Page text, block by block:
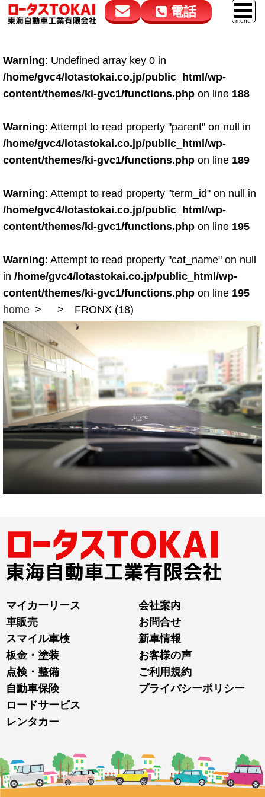
電話
050-5264-4432
9:00～18:00
050-5264-4433
9:00～18:00
車販売
スマイル車検
鈑金・塗装
点検・整備
ロードサービス
レンタカー
Warning: Undefined array key 0 in
/home/gvc4/lotastokai.co.jp/public_html/wp-
content/themes/ki-gvc1/functions.php on line 188
Warning: Attempt to read property "parent" on null in
/home/gvc4/lotastokai.co.jp/public_html/wp-
content/themes/ki-gvc1/functions.php on line 189
Warning: Attempt to read property "term_id" on null in
/home/gvc4/lotastokai.co.jp/public_html/wp-
content/themes/ki-gvc1/functions.php on line 195
Warning: Attempt to read property "cat_name" on null
in /home/gvc4/lotastokai.co.jp/public_html/wp-
content/themes/ki-gvc1/functions.php on line 195
home
FRONX (18)
マイカーリース
車販売
スマイル車検
板金・塗装
点検・整備
自動車保険
ロードサービス
レンタカー
会社案内
お問合せ
新車情報
お客様の声
ご利用規約
プライバシーポリシー